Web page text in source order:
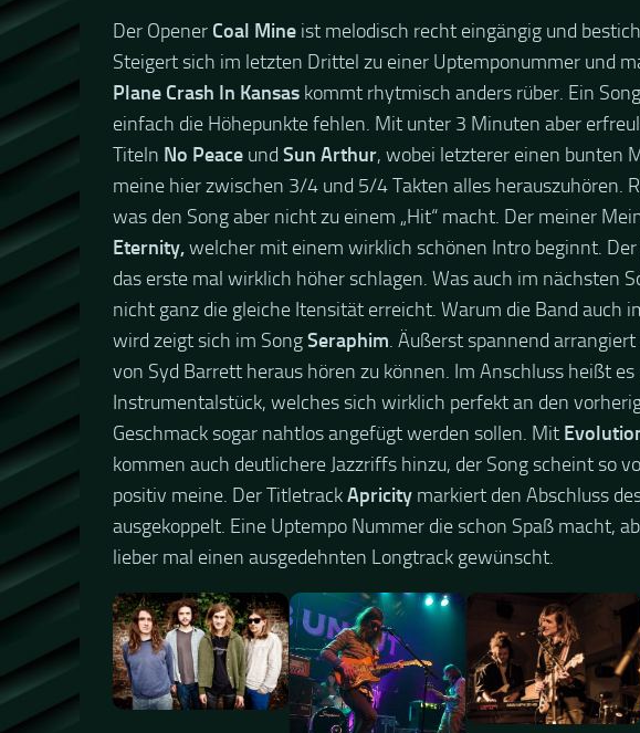
Der Opener Coal Mine ist melodisch recht eingängig und
Steigert sich im letzten Drittel zu einer Uptemponummer und
Plane Crash In Kansas kommt rhytmisch anders rüber. Ein
einfach die Höhepunkte fehlen. Mit unter 3 Minuten aber
Titeln No Peace und Sun Arthur, wobei letzterer einen bunten
meine hier zwischen 3/4 und 5/4 Takten alles herauszuhören.
was den Song aber nicht zu einem „Hit“ macht. Der meiner
Eternity,welcher mit einem wirklich schönen Intro beginnt.
das erste mal wirklich höher schlagen. Was auch im nächsten
nicht ganz die gleiche Itensität erreicht. Warum die Band auch
wird zeigt sich im SongSeraphim. Äußerst spannend
von Syd Barrett heraus hören zu können. Im Anschluss heißt
Instrumentalstück, welches sich wirklich perfekt an den
Geschmack sogar nahtlos angefügt werden sollen. Mit
kommen auch deutlichere Jazzriffs hinzu, der Song scheint so
positiv meine. Der TitletrackApricity markiert den Abschluss
ausgekoppelt. Eine Uptempo Nummer die schon Spaß macht,
lieber mal einen ausgedehnten Longtrack gewünscht.